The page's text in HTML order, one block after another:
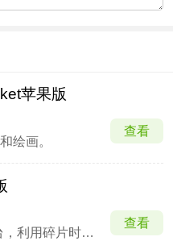
苹果版
绘画。
查看
趣味动画微课平台，利用碎片时间高效掌握考点。
查看